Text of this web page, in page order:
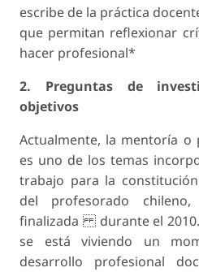
escribe de la práctica
que permitan reflexionar
hacer profesional*
2. Preguntas de
objetivos
Actualmente, la mentoría o
es uno de los temas
trabajo para la
del profesorado
finalizada durante el
se está viviendo un
desarrollo profesional